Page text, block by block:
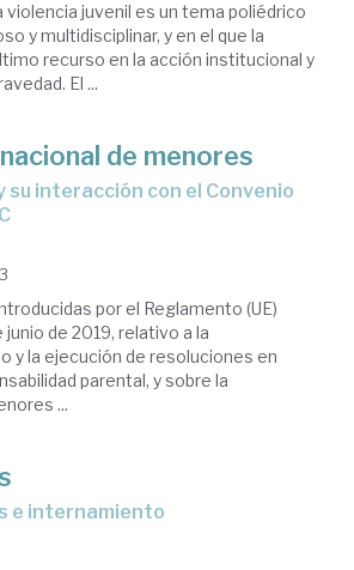
juvenil es un tema poliédrico
y multidisciplinar, y en el que la
recurso en la acción institucional y
El ...
de menores
por el Reglamento (UE)
junio de 2019, relativo a la
y la ejecución de resoluciones en
parental, y sobre la
...
e internamiento